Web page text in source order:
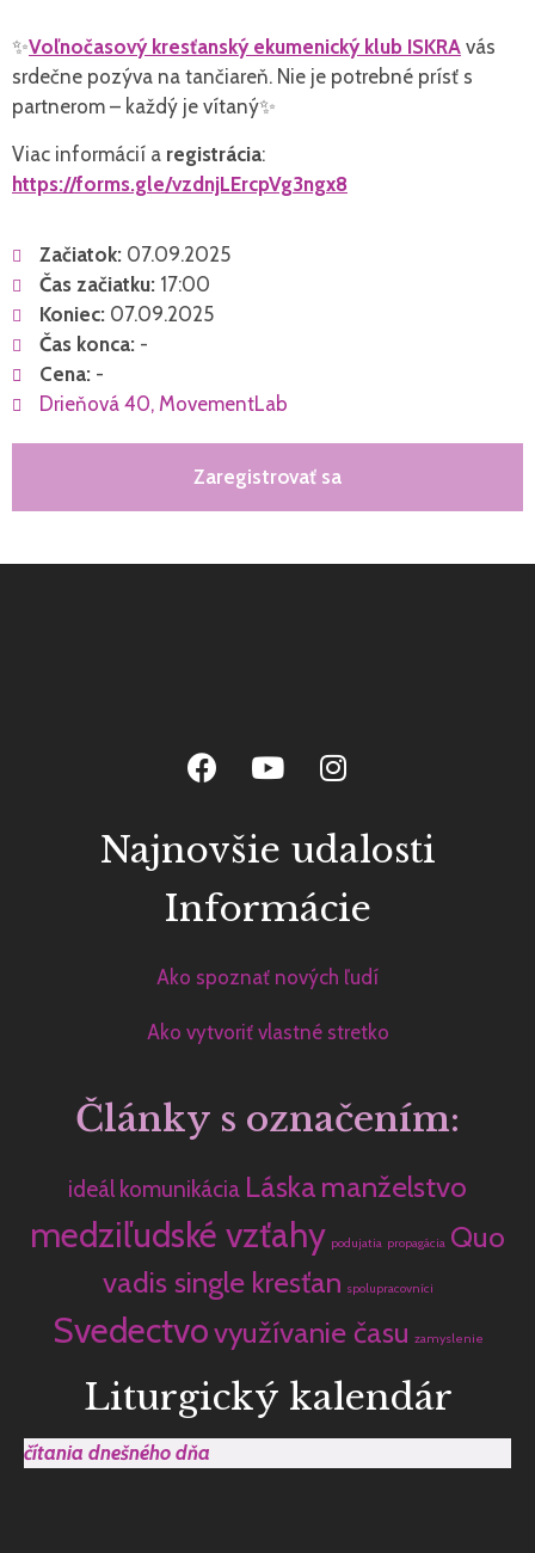
✨Voľnočasový kresťanský ekumenický klub ISKRA vás
srdečne pozýva na tančiareň. Nie je potrebné prísť s
partnerom – každý je vítaný✨
Viac informácií a registrácia:
https://forms.gle/vzdnjLErcpVg3ngx8
Začiatok:07.09.2025
Čas začiatku:17:00
Koniec:07.09.2025
Čas konca:-
Cena:-
Drieňová 40, MovementLab
Zaregistrovať sa
Najnovšie udalosti
Informácie
Ako spoznať nových ľudí
Ako vytvoriť vlastné stretko
Články s označením:
ideál komunikácia Láska manželstvo
medziľudské vzťahy podujatia propagácia Quo
vadis single kresťan spolupracovníci
Svedectvovyužívanie času zamyslenie
Liturgický kalendár
čítania dnešného dňa